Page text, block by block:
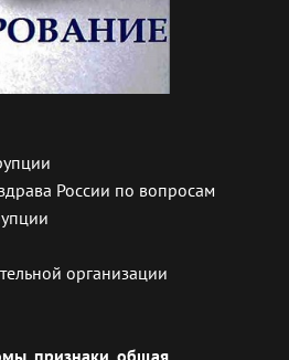
России по вопросам
организации